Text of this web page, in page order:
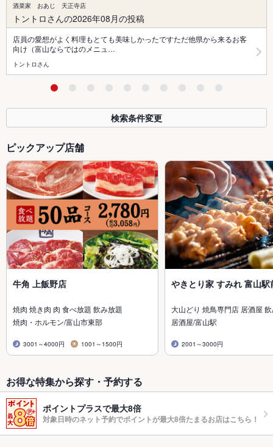
酒菜家 おあじ 天正寺店
トントロさんの2026年08月の投稿
店員の愛想がよく料理もとても美味しかったですただ他県から来るお客
向け（富山ならではのメニュ…
トントロさん
検索条件変更
ピックアップ店舗
牛角 上飯野店
焼肉 焼き肉 肉 食べ放題 飲み放題
焼肉・ホルモン/富山市東部
3001～4000円 1001～1500円
やきとり家 すみれ 富山駅
大山どり 焼鳥専門店 居酒屋
居酒屋/富山駅
2001～3000円
お得な特集から探す・予約する
ポイントプラスで最大8倍
対象日時のネット予約でポイントが最大8倍たまるお店はこちら！